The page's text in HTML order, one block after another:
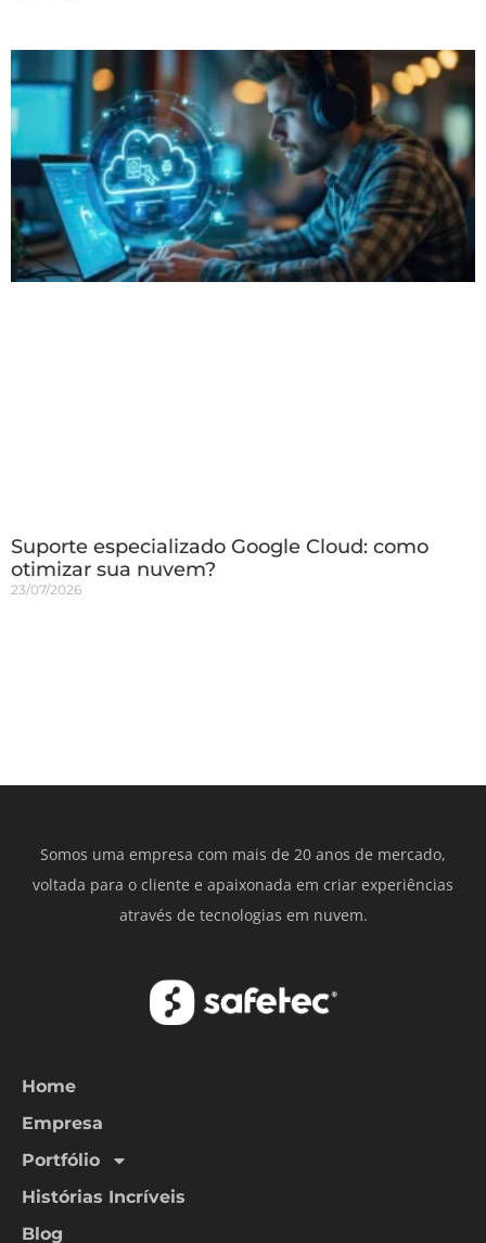
Suporte especializado Google Cloud: como
otimizar sua nuvem?
23/07/2026
Somos uma empresa com mais de 20 anos de mercado,
voltada para o cliente e apaixonada em criar experiências
através de tecnologias em nuvem.
Home
Empresa
Portfólio
Histórias Incríveis
Blog